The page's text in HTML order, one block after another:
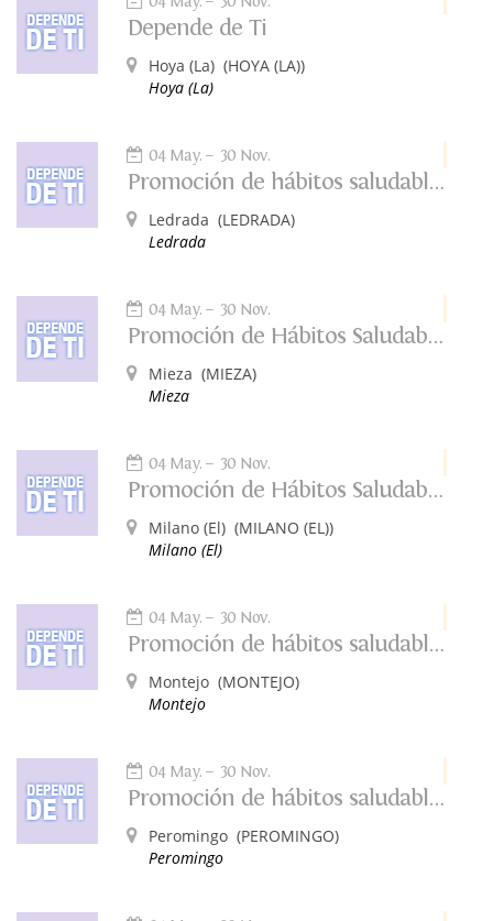
Depende de Ti
Hoya (La) (HOYA (LA))
Hoya (La)
04 May. 30 Nov.
Promoción de hábitos saludables. Depende de tí.
Ledrada (LEDRADA)
Ledrada
04 May. 30 Nov.
Promoción de Hábitos Saludables: Depende de Ti
Mieza (MIEZA)
Mieza
04 May. 30 Nov.
Promoción de Hábitos Saludables: Depende de Ti
Milano (El) (MILANO (EL))
Milano (El)
04 May. 30 Nov.
Promoción de hábitos saludables. Depende de tí.
Montejo (MONTEJO)
Montejo
04 May. 30 Nov.
Promoción de hábitos saludables. Depende de tí.
Peromingo (PEROMINGO)
Peromingo